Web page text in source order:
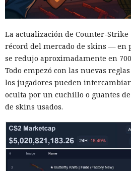
La actualización de Counter-Strike
récord del mercado de skins — en
se redujo aproximadamente en
Todo empezó con las nuevas
los jugadores pueden
oculta por un cuchillo o guantes
de skins usados.